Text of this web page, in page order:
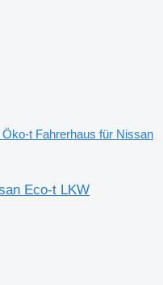
t Fahrerhaus für Nissan
Eco-t LKW